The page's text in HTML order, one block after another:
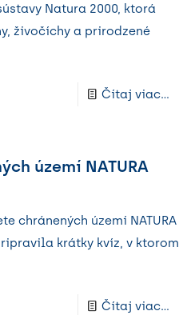
Natura 2000, ktorá
živočíchy a prirodzené
Čítaj viac...
území NATURA
chránených území NATURA
krátky kvíz, v ktorom
Čítaj viac...